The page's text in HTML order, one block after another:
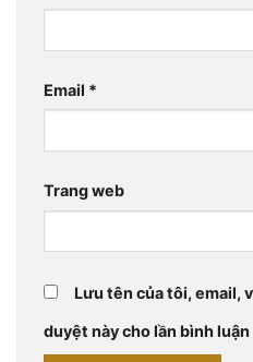
Email *
Trang web
Lưu tên của tôi, email,
duyệt này cho lần bình